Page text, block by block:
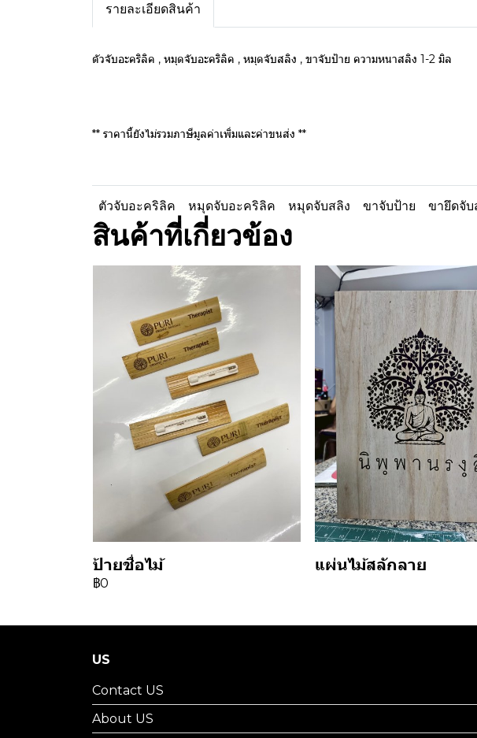
รายละเอียดสินค้า
ตัวจับอะคริลิค , หมุดจับอะคริลิค , หมุดจับสลิง , ขาจับป้าย ความหนาสลิง 1-2 มิล
** ราคานี้ยังไม่รวมภาษีมูลค่าเพิ่มและค่าขนส่ง **
ตัวจับอะคริลิค หมุดจับอะคริลิค หมุดจับสลิง ขาจับป้าย ขายึดจับ
สินค้าที่เกี่ยวข้อง
ป้ายชื่อไม้
฿0
แผ่นไม้สลักลาย
US
Contact US
About US